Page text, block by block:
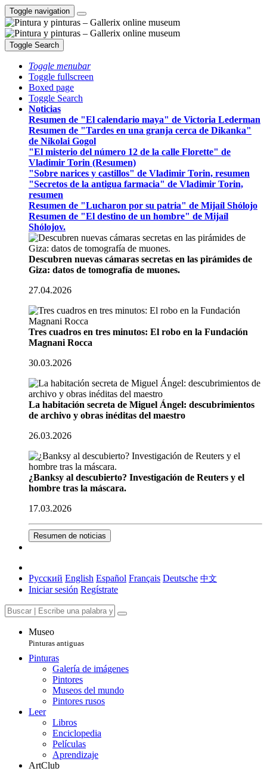
Toggle navigation
Toggle Search
Toggle menubar
Toggle fullscreen
Boxed page
Toggle Search
Noticias
Resumen de "El calendario maya" de Victoria Lederman
Resumen de "Tardes en una granja cerca de Dikanka"
de Nikolai Gogol
"El misterio del número 12 de la calle Florette" de
Vladimir Torin (Resumen)
"Sobre narices y castillos" de Vladimir Torin, resumen
"Secretos de la antigua farmacia" de Vladimir Torin,
resumen
Resumen de "Lucharon por su patria" de Mijaíl Shólojo
Resumen de "El destino de un hombre" de Mijaíl
Shólojov.
Descubren nuevas cámaras secretas en las pirámides de
Giza: datos de tomografía de muones.
27.04.2026
Tres cuadros en tres minutos: El robo en la Fundación
Magnani Rocca
30.03.2026
La habitación secreta de Miguel Ángel: descubrimientos
de archivo y obras inéditas del maestro
26.03.2026
¿Banksy al descubierto? Investigación de Reuters y el
hombre tras la máscara.
17.03.2026
Resumen de noticias
Русский English Español Français Deutsche 中文
Iniciar sesión Regístrate
Museo
Pinturas antiguas
Pinturas
Galería de imágenes
Pintores
Museos del mundo
Pintores rusos
Leer
Libros
Enciclopedia
Películas
Aprendizaje
ArtClub